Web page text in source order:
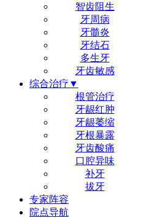
智齿阻生
牙周病
牙髓炎
牙结石
多生牙
牙齿敏感
综合治疗▼
根管治疗
牙龈红肿
牙龈萎缩
牙根暴露
牙齿酸痛
口腔异味
补牙
拔牙
专家阵容
院点导航